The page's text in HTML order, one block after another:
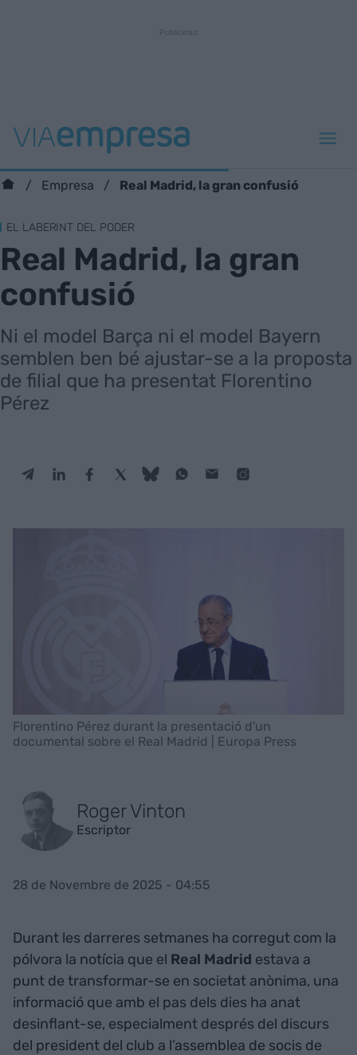
Empresa Real Madrid, la gran confusió
EL LABERINT DEL PODER
Real Madrid, la gran
confusió
Ni el model Barça ni el model Bayern
semblen ben bé ajustar-se a la proposta
de filial que ha presentat Florentino
Pérez
Florentino Pérez durant la presentació d'un
documental sobre el Real Madrid | Europa Press
Roger Vinton
Escriptor
28 de Novembre de 2025 - 04:55
Durant les darreres setmanes ha corregut com la
pólvora la notícia que el Real Madrid estava a
punt de transformar-se en societat anònima, una
informació que amb el pas dels dies ha anat
desinflant-se, especialment després del discurs
del president del club a l’assemblea de socis de